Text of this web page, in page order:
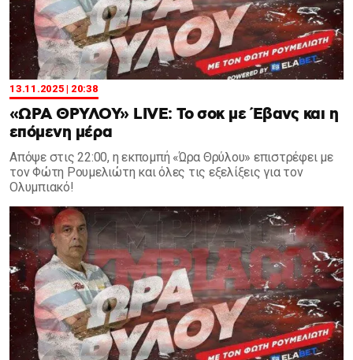
13.11.2025 | 20:38
«ΩΡΑ ΘΡΥΛΟΥ» LIVE: Το σοκ με Έβανς και η
επόμενη μέρα
Aπόψε στις 22:00, η εκπομπή «Ώρα Θρύλου» επιστρέφει με
τον Φώτη Ρουμελιώτη και όλες τις εξελίξεις για τον
Ολυμπιακό!